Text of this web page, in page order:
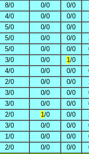
8/0 0/0 0/0
4/0 0/0 0/0
5/0 0/0 0/0
5/0 0/0 0/0
5/0 0/0 0/0
3/0 0/0 1/0
4/0 0/0 0/0
2/0 0/0 0/0
3/0 0/0 0/0
3/0 0/0 0/0
2/0 1/0 0/0
3/0 0/0 0/0
1/0 0/0 0/0
2/0 0/0 0/0